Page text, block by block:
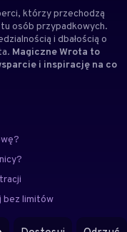
, którzy przechodzą
osób przypadkowych.
i dbałością o
Magiczne Wrota to
i inspirację na co
bez limitów